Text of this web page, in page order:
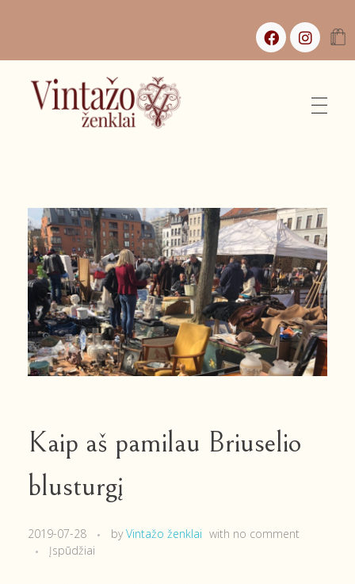
Kaip aš pamilau Briuselio
blusturgį
2019-07-28 by Vintažo ženklai with no comment
Įspūdžiai